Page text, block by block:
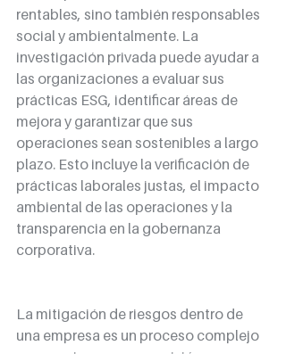
rentables, sino también responsables
social y ambientalmente. La
investigación privada puede ayudar a
las organizaciones a evaluar sus
prácticas ESG, identificar áreas de
mejora y garantizar que sus
operaciones sean sostenibles a largo
plazo. Esto incluye la verificación de
prácticas laborales justas, el impacto
ambiental de las operaciones y la
transparencia en la gobernanza
corporativa.
La mitigación de riesgos dentro de
una empresa es un proceso complejo